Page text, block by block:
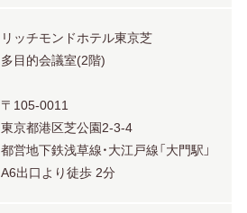
リッチモンドホテル東京芝
多目的会議室(2階)
〒105-0011
東京都港区芝公園2-3-4
都営地下鉄浅草線・大江戸線「大門駅」
A6出口より徒歩 2分